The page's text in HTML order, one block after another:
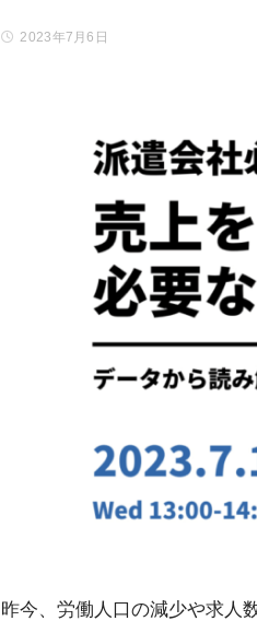
2023年7月6日
昨今、労働人口の減少や求人